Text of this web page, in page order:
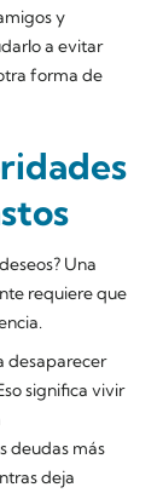
y
a evitar
forma de
Una
requiere que
desaparecer
significa vivir
deudas más
deja